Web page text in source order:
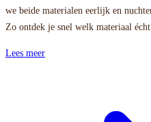
we beide materialen eerlijk en
Zo ontdek je snel welk materiaal
Lees meer